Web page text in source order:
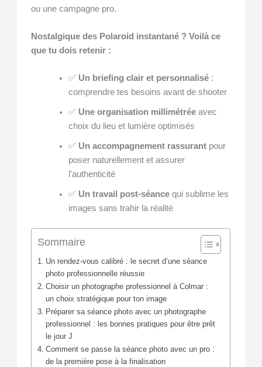
ou une campagne pro.
Nostalgique des Polaroid instantané ? Voilà ce
que tu dois retenir :
✅ Un briefing clair et personnalisé:
comprendre tes besoins avant de shooter
✅ Une organisation millimétréeavec
choix du lieu et lumière optimisés
✅ Un accompagnement rassurantpour
poser naturellement et assurer
l’authenticité
✅ Un travail post-séancequi sublime les
images sans trahir la réalité
Sommaire
Un rendez-vous calibré : le secret d’une séance
photo professionnelle réussie
Choisir un photographe professionnel à Colmar :
un choix stratégique pour ton image
Préparer sa séance photo avec un photographe
professionnel : les bonnes pratiques pour être prêt
le jour J
Comment se passe la séance photo avec un pro :
de la première pose à la finalisation